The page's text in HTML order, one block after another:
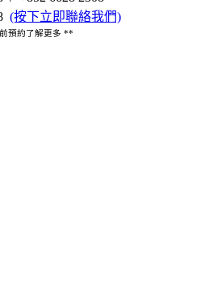
(按下立即聯絡我們)
預約了解更多 **